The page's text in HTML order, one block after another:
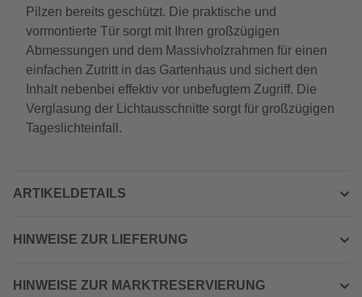
Pilzen bereits geschützt. Die praktische und
vormontierte Tür sorgt mit Ihren großzügigen
Abmessungen und dem Massivholzrahmen für einen
einfachen Zutritt in das Gartenhaus und sichert den
Inhalt nebenbei effektiv vor unbefugtem Zugriff. Die
Verglasung der Lichtausschnitte sorgt für großzügigen
Tageslichteinfall.
ARTIKELDETAILS
HINWEISE ZUR LIEFERUNG
HINWEISE ZUR MARKTRESERVIERUNG